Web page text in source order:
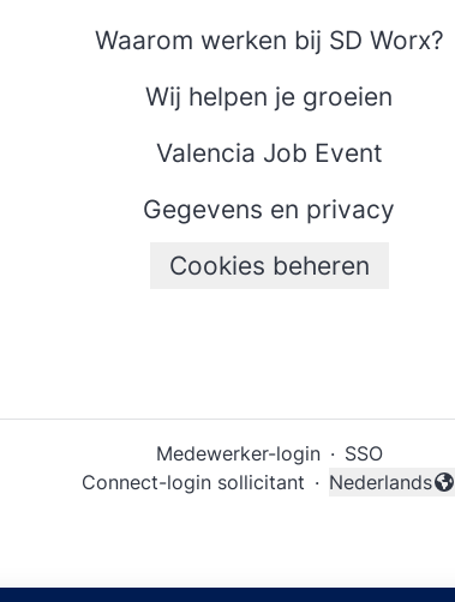
Waarom werken bij SD Worx?
Wij helpen je groeien
Valencia Job Event
Gegevens en privacy
Cookies beheren
Medewerker-login · SSO
Connect-login sollicitant ·
Taal wijzigen
Nederlands